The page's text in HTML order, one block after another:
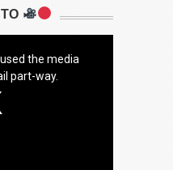
the media
part-way.